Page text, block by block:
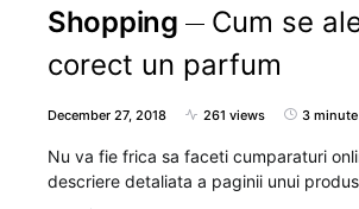
Shopping
Cum se
corect un parfum
December 27, 2018 261 views 3 minute
Nu va fie frica sa faceti cumparaturi
descriere detaliata a paginii unui